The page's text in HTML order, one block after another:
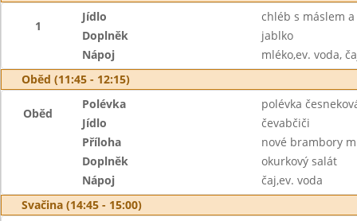
1
Jídlo
chléb s máslem
Doplněk
jablko
Nápoj
mléko,ev. voda,
Oběd (11:45 - 12:15)
Oběd
Polévka
polévka
Jídlo
čevabčiči
Příloha
nové brambory
Doplněk
okurkový salát
Nápoj
čaj,ev. voda
Svačina (14:45 - 15:00)